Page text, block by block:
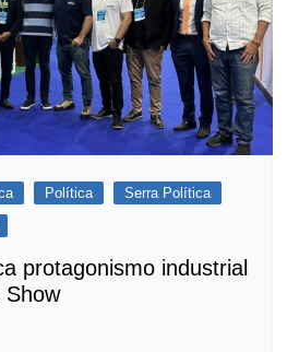
Política
Serra Política
protagonismo industrial
Show